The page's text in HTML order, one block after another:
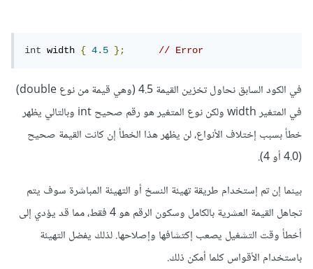
int width { 4.5 }; // Error
في الكود السابق نحاول تخزين القيمة 4.5 (وهي قيمة من نوع double)
في المتغير width ولكن نوع المتغير هو رقم صحيح int وبالتالي يظهر
خطأ بسبب إختلاف الأنواع، لن يظهر هذا الخطأ إن كانت القيمة صحيح
بينما إن تم إستخدام طريقة تهيئة النسخ أو التهيئة المباشرة سوف يتم
تجاهل القيمة العشرية بالكامل وسكون الرقم هو 4 فقط، مما قد يؤدي إلى
أخطأ وقت التشغيل يصعب إكتشافها وإصلاحها. لذلك يفضل التهيئة
باستخدام الأقواس كلما أمكن ذلك.